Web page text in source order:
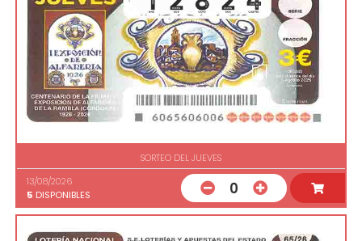
SORTEO DEL JUEVES
13/08/2026
5 DISPONIBLES 0